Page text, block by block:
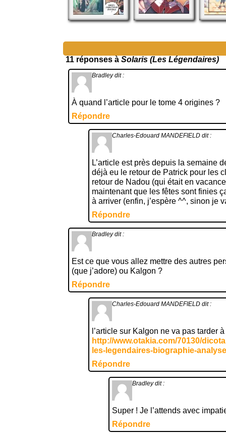
11 réponses à Solaris (Les Légendaires)
Bradley dit :
À quand l’article pour le tome 4 origines ?
Répondre
Charles-Edouard MANDEFIELD dit :
L’article est près depuis la semaine
déjà eu le retour de Patrick pour les
retour de Nadou (qui était en
maintenant que les fêtes sont finies
à arriver (enfin, j’espère ^^, sinon je
Répondre
Bradley dit :
Est ce que vous allez mettre des autres
(que j’adore) ou Kalgon ?
Répondre
Charles-Edouard MANDEFIELD dit :
l’article sur Kalgon ne va pas tarder
http://www.otakia.com/70130/
les-legendaires-biographie-
Répondre
Bradley dit :
Super ! Je l’attends avec
Répondre